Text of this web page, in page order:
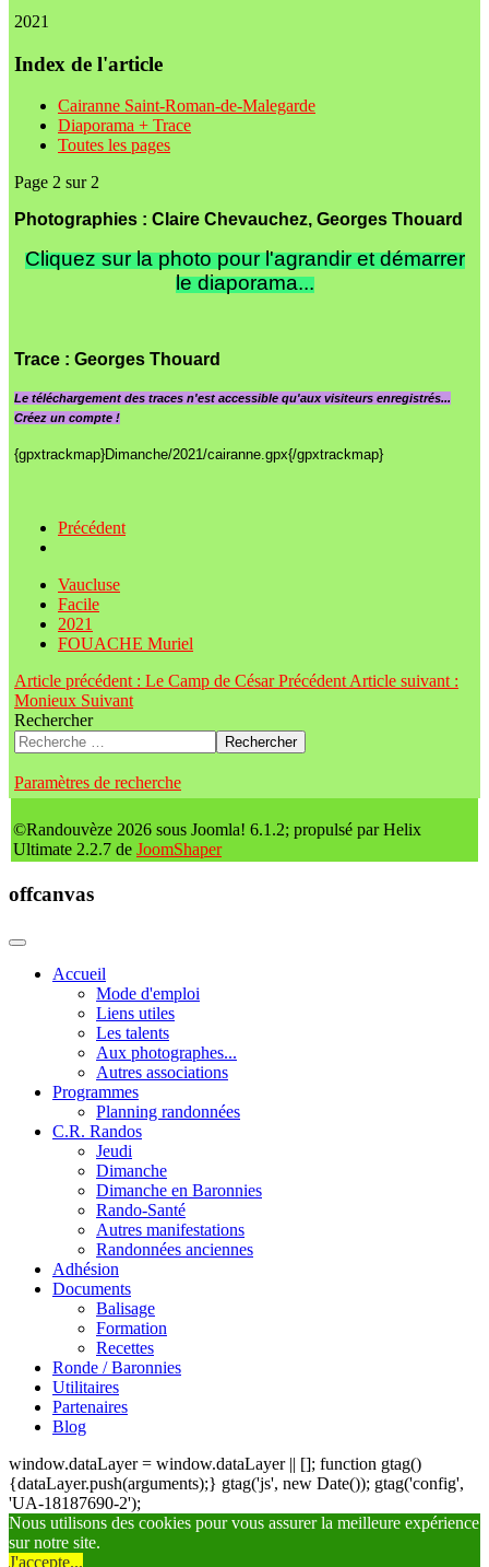
2021
Index de l'article
Cairanne Saint-Roman-de-Malegarde
Diaporama + Trace
Toutes les pages
Page 2 sur 2
Photographies : Claire Chevauchez, Georges Thouard
Cliquez sur la photo pour l'agrandir et démarrer
le diaporama...
Trace : Georges Thouard
Le téléchargement des traces n'est accessible qu'aux visiteurs enregistrés...
Créez un compte !
{gpxtrackmap}Dimanche/2021/cairanne.gpx{/gpxtrackmap}
Précédent
Vaucluse
Facile
2021
FOUACHE Muriel
Article précédent : Le Camp de CésarPrécédent Article suivant :
Monieux Suivant
Rechercher
Rechercher
Paramètres de recherche
©Randouvèze 2026 sous Joomla! 6.1.2; propulsé par Helix
Ultimate 2.2.7 de JoomShaper
offcanvas
Accueil
Mode d'emploi
Liens utiles
Les talents
Aux photographes...
Autres associations
Programmes
Planning randonnées
C.R. Randos
Jeudi
Dimanche
Dimanche en Baronnies
Rando-Santé
Autres manifestations
Randonnées anciennes
Adhésion
Documents
Balisage
Formation
Recettes
Ronde / Baronnies
Utilitaires
Partenaires
Blog
window.dataLayer = window.dataLayer || []; function gtag()
{dataLayer.push(arguments);} gtag('js', new Date()); gtag('config',
'UA-18187690-2');
Nous utilisons des cookies pour vous assurer la meilleure expérience
sur notre site.
J'accepte...